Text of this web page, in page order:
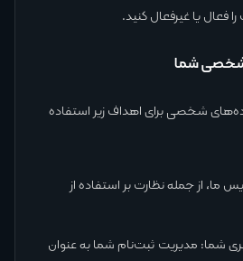
فعال یا غیرفعال کنید.
شخصی شما
شخصی برای اهداف زیر استفاده
ما، از جمله نظارت بر استفاده از
شما: مدیریت ثبت‌نام شما به عنوان